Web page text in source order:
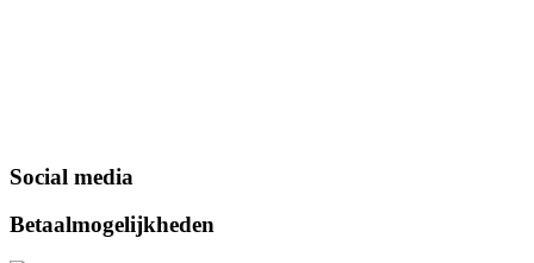
Social media
Betaalmogelijkheden